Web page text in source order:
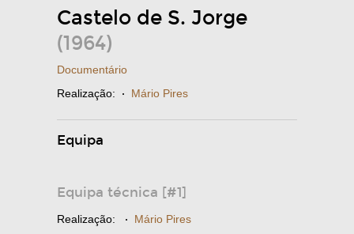
Castelo de S. Jorge
(1964)
Documentário
Realização: · Mário Pires
Equipa
Equipa técnica [#1]
Realização: · Mário Pires